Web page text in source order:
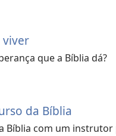
que a Bíblia dá?
da Bíblia
Bíblia com um instrutor